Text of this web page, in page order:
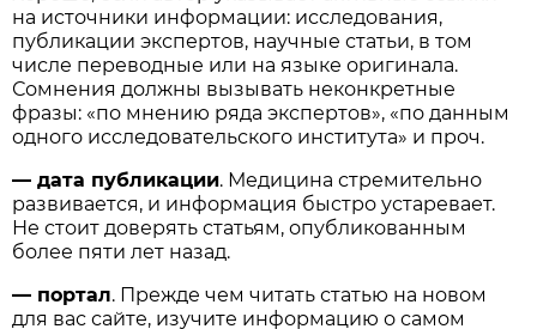
на источники информации: исследования,
публикации экспертов, научные статьи, в том
числе переводные или на языке оригинала.
Сомнения должны вызывать неконкретные
фразы: «по мнению ряда экспертов», «по данным
одного исследовательского института» и проч.
—дата публикации. Медицина стремительно
развивается, и информация быстро устаревает.
Не стоит доверять статьям, опубликованным
более пяти лет назад.
— портал. Прежде чем читать статью на новом
для вас сайте, изучите информацию о самом